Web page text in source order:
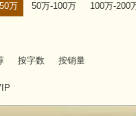
万 50万-100万 100万-200
按字数 按销量